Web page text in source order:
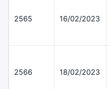
2565 16/02/2023
2566 18/02/2023